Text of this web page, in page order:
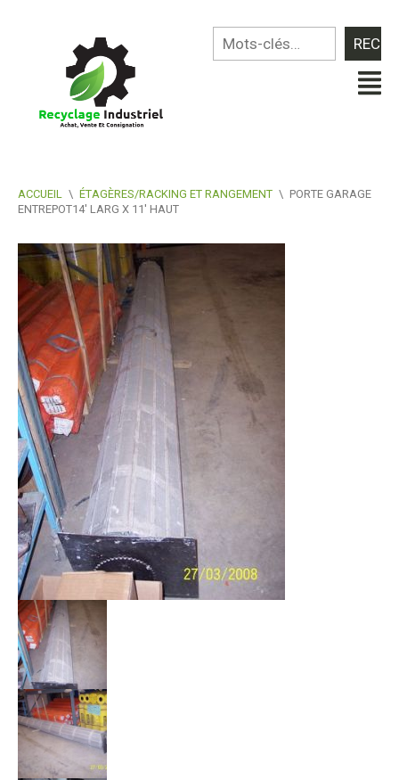
ACCUEIL \ ÉTAGÈRES/RACKING ET RANGEMENT \ PORTE GARAGE
ENTREPOT14′ LARG X 11′ HAUT